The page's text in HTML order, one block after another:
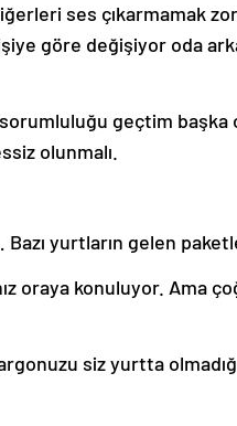
ses çıkarmamak
göre değişiyor oda
geçtim başka
olunmalı.
yurtların gelen
oraya konuluyor.
siz yurtta